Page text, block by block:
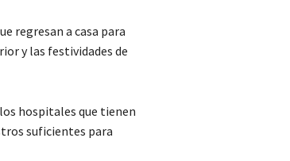
regresan a casa para
y las festividades de
hospitales que tienen
suficientes para